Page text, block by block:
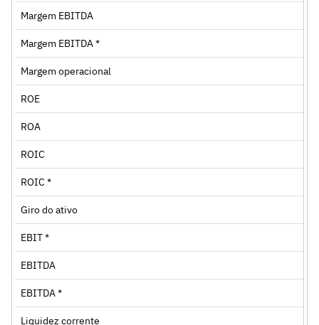
Margem EBITDA
Margem EBITDA *
Margem operacional
ROE
ROA
ROIC
ROIC *
Giro do ativo
EBIT *
EBITDA
EBITDA *
Liquidez corrente